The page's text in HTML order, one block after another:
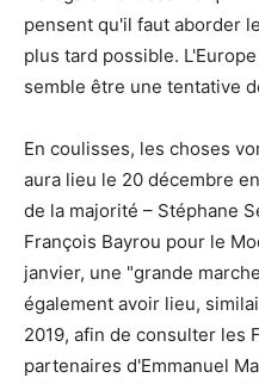
pensent qu'il faut aborder
plus tard possible.
semble être une tentative
En coulisses, les choses
aura lieu le 20 décembre
de la majorité – Stéphane
François Bayrou pour le
janvier, une "grande
également avoir lieu,
2019, afin de consulter les
partenaires d'Emmanuel